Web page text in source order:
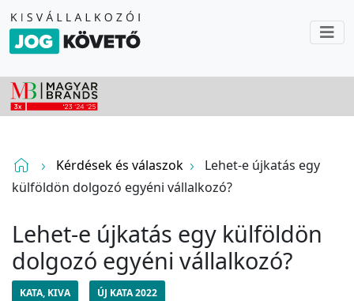
Kérdések és válaszok
Lehet-e újkatás egy
külföldön dolgozó egyéni vállalkozó?
Lehet-e újkatás egy külföldön
dolgozó egyéni vállalkozó?
KATA, KIVA ÚJ KATA 2022